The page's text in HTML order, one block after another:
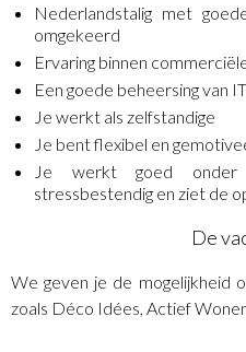
Nederlandstalig met
omgekeerd
Ervaring binnen
Een goede beheersing van
Je werkt als zelfstandige
Je bent flexibel en
Je werkt goed
stressbestendig en ziet de
De
We geven je de mogelijkheid
zoals Déco Idées, Actief